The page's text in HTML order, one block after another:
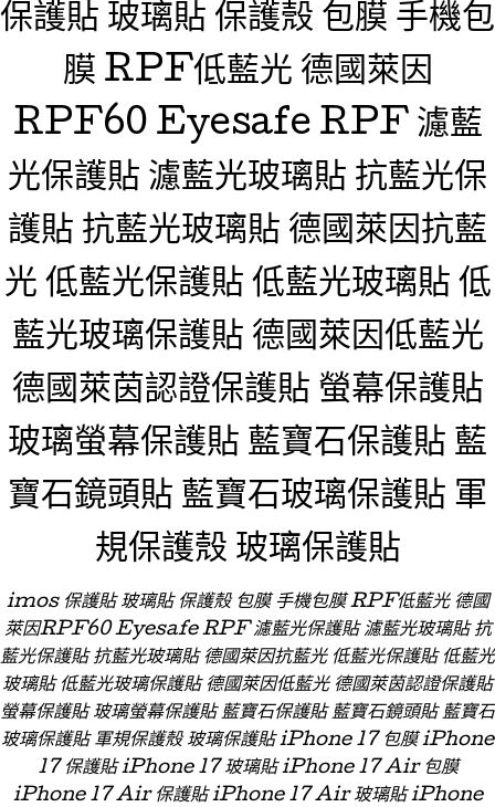
保護貼 玻璃貼 保護殼 包膜 手機包
膜 RPF低藍光 德國萊因
RPF60 Eyesafe RPF 濾藍
光保護貼 濾藍光玻璃貼 抗藍光保
護貼 抗藍光玻璃貼 德國萊因抗藍
光 低藍光保護貼 低藍光玻璃貼 低
藍光玻璃保護貼 德國萊因低藍光
德國萊茵認證保護貼 螢幕保護貼
玻璃螢幕保護貼 藍寶石保護貼 藍
寶石鏡頭貼 藍寶石玻璃保護貼 軍
規保護殼 玻璃保護貼
imos 保護貼 玻璃貼 保護殼 包膜 手機包膜 RPF低藍光 德國
萊因RPF60 Eyesafe RPF 濾藍光保護貼 濾藍光玻璃貼 抗
藍光保護貼 抗藍光玻璃貼 德國萊因抗藍光 低藍光保護貼 低藍光
玻璃貼 低藍光玻璃保護貼 德國萊因低藍光 德國萊茵認證保護貼
螢幕保護貼 玻璃螢幕保護貼 藍寶石保護貼 藍寶石鏡頭貼 藍寶石
玻璃保護貼 軍規保護殼 玻璃保護貼 iPhone 17 包膜 iPhone
17 保護貼 iPhone 17 玻璃貼 iPhone 17 Air 包膜
iPhone 17 Air 保護貼 iPhone 17 Air 玻璃貼 iPhone